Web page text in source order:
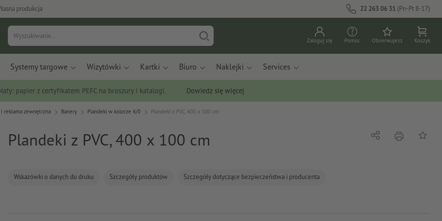
produkcja 22 263 06 31 (Pn-Pt 8-17)
Zaloguj się Pomoc Obserwujesz Koszyk
Systemy targowe Wizytówki Kartki Biuro Naklejki Services
papier z certyfikatem PEFC na broszury i katalogi. Dowiedz się więcej
reklama zewnętrzna Banery Plandeki w kolorze 4/0 Plandeki z PVC, 400 x 100 cm
Plandeki z PVC, 400 x 100 cm
Wskazówki o danych do druku Szczegóły produktów Szczegóły dotyczące bezpieczeństwa i producenta
UdostępnijNacisnąćDo